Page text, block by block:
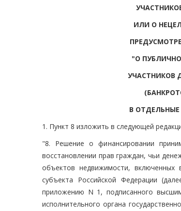
ИЛИ О
"О
УЧАСТНИКОВ
В
1. Пункт 8 изложить в следующей
"8. Решение о финансировании
восстановлении прав граждан, чьи
объектов недвижимости,
субъекта Российской Федерации
приложению N 1, подписанного
исполнительного органа